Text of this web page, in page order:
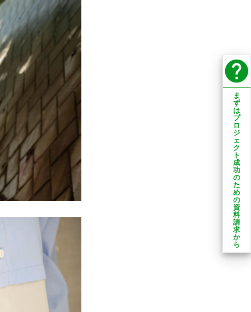
help
ま
ず
は
プ
ロ
ジ
ェ
ク
ト
成
功
の
た
め
の
資
料
請
求
か
ら